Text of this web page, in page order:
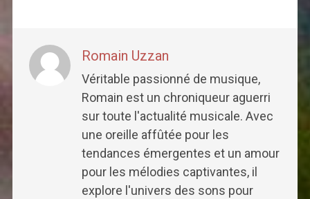
Romain Uzzan
Véritable passionné de musique,
Romain est un chroniqueur aguerri
sur toute l'actualité musicale. Avec
une oreille affûtée pour les
tendances émergentes et un amour
pour les mélodies captivantes, il
explore l'univers des sons pour